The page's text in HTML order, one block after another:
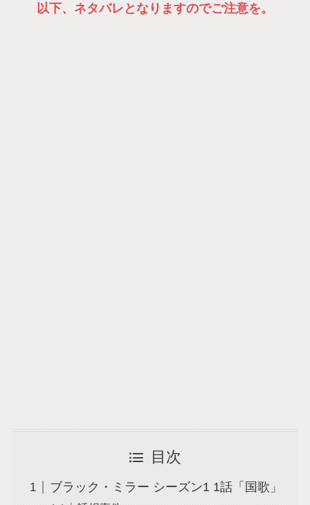
以下、ネタバレとなりますのでご注意を。
目次
ブラック・ミラー シーズン1 1話「国歌」